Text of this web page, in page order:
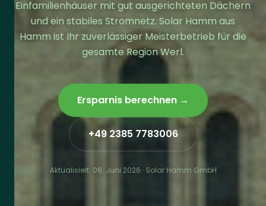
Einfamilienhäuser mit gut ausgerichteten Dächern
und ein stabiles Stromnetz. Solar Hamm aus
Hamm ist Ihr zuverlässiger Meisterbetrieb für die
gesamte Region Werl.
Ersparnis berechnen →
+49 2385 7783006
Aktualisiert: 06. Juni 2026 · Solar Hamm GmbH